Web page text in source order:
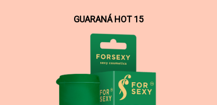
GUARANÁ HOT 15